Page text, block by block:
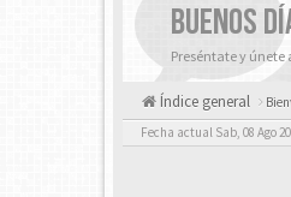
BUENOS
Preséntate y
Índice general
Fecha actual Sab, 08 Ago